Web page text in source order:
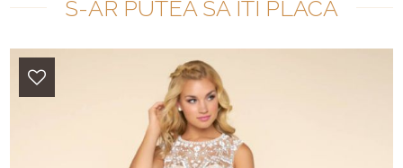
S-AR PUTEA SA ITI PLACA